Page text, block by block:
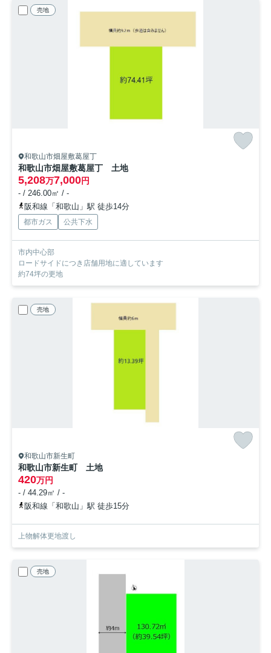
売地
和歌山市畑屋敷葛屋丁
和歌山市畑屋敷葛屋丁 土地
5,208万7,000円
- / 246.00㎡ / -
阪和線「和歌山」駅 徒歩14分
都市ガス 公共下水
市内中心部
ロードサイドにつき店舗用地に適しています
約74坪の更地
売地
和歌山市新生町
和歌山市新生町 土地
420万円
- / 44.29㎡ / -
阪和線「和歌山」駅 徒歩15分
上物解体更地渡し
売地